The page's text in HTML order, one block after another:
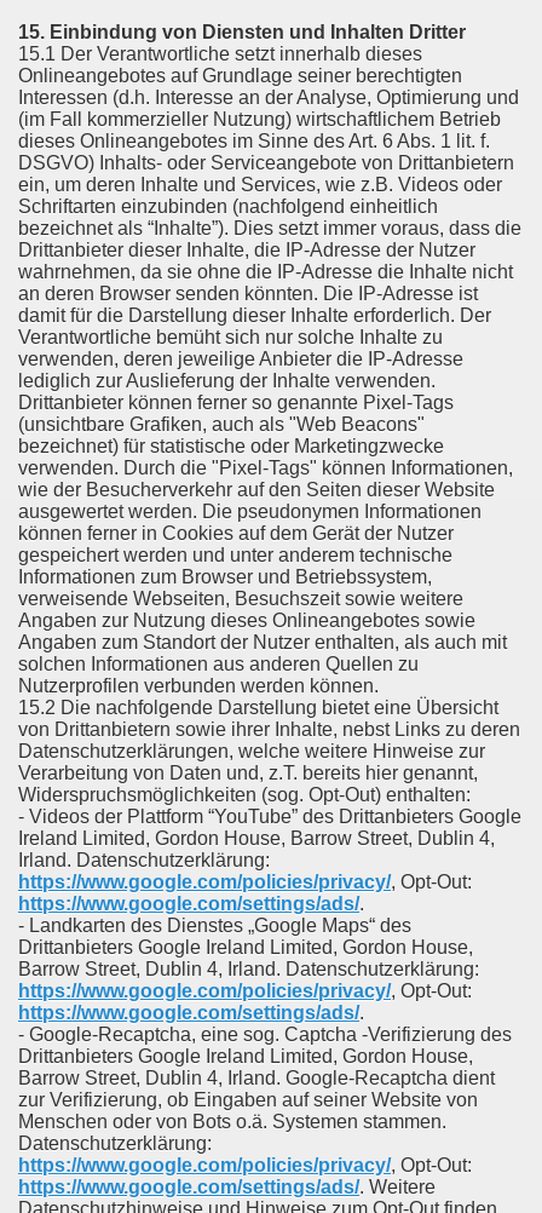
15. Einbindung von Diensten und Inhalten Dritter
15.1 Der Verantwortliche setzt innerhalb dieses
Onlineangebotes auf Grundlage seiner berechtigten
Interessen (d.h. Interesse an der Analyse, Optimierung und
(im Fall kommerzieller Nutzung) wirtschaftlichem Betrieb
dieses Onlineangebotes im Sinne des Art. 6 Abs. 1 lit. f.
DSGVO) Inhalts- oder Serviceangebote von Drittanbietern
ein, um deren Inhalte und Services, wie z.B. Videos oder
Schriftarten einzubinden (nachfolgend einheitlich
bezeichnet als “Inhalte”). Dies setzt immer voraus, dass die
Drittanbieter dieser Inhalte, die IP-Adresse der Nutzer
wahrnehmen, da sie ohne die IP-Adresse die Inhalte nicht
an deren Browser senden könnten. Die IP-Adresse ist
damit für die Darstellung dieser Inhalte erforderlich. Der
Verantwortliche bemüht sich nur solche Inhalte zu
verwenden, deren jeweilige Anbieter die IP-Adresse
lediglich zur Auslieferung der Inhalte verwenden.
Drittanbieter können ferner so genannte Pixel-Tags
(unsichtbare Grafiken, auch als "Web Beacons"
bezeichnet) für statistische oder Marketingzwecke
verwenden. Durch die "Pixel-Tags" können Informationen,
wie der Besucherverkehr auf den Seiten dieser Website
ausgewertet werden. Die pseudonymen Informationen
können ferner in Cookies auf dem Gerät der Nutzer
gespeichert werden und unter anderem technische
Informationen zum Browser und Betriebssystem,
verweisende Webseiten, Besuchszeit sowie weitere
Angaben zur Nutzung dieses Onlineangebotes sowie
Angaben zum Standort der Nutzer enthalten, als auch mit
solchen Informationen aus anderen Quellen zu
Nutzerprofilen verbunden werden können.
15.2 Die nachfolgende Darstellung bietet eine Übersicht
von Drittanbietern sowie ihrer Inhalte, nebst Links zu deren
Datenschutzerklärungen, welche weitere Hinweise zur
Verarbeitung von Daten und, z.T. bereits hier genannt,
Widerspruchsmöglichkeiten (sog. Opt-Out) enthalten:
- Videos der Plattform “YouTube” des Drittanbieters Google
Ireland Limited, Gordon House, Barrow Street, Dublin 4,
Irland. Datenschutzerklärung:
https://www.google.com/policies/privacy/, Opt-Out:
https://www.google.com/settings/ads/.
- Landkarten des Dienstes „Google Maps“ des
Drittanbieters Google Ireland Limited, Gordon House,
Barrow Street, Dublin 4, Irland. Datenschutzerklärung:
https://www.google.com/policies/privacy/, Opt-Out:
https://www.google.com/settings/ads/.
- Google-Recaptcha, eine sog. Captcha -Verifizierung des
Drittanbieters Google Ireland Limited, Gordon House,
Barrow Street, Dublin 4, Irland. Google-Recaptcha dient
zur Verifizierung, ob Eingaben auf seiner Website von
Menschen oder von Bots o.ä. Systemen stammen.
Datenschutzerklärung:
https://www.google.com/policies/privacy/, Opt-Out:
https://www.google.com/settings/ads/. Weitere
Datenschutzhinweise und Hinweise zum Opt-Out finden